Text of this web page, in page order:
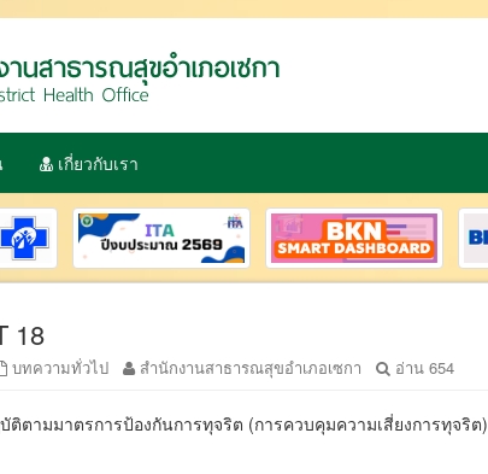
เกี่ยวกับเรา
18
บทความทั่วไป สำนักงานสาธารณสุขอำเภอเซกา อ่าน 654
ติตามมาตรการป้องกันการทุจริต (การควบคุมความเสี่ยงการทุจริต)